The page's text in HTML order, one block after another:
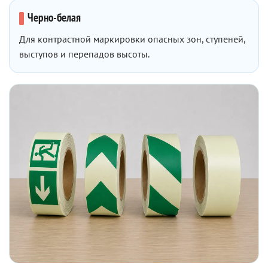
Черно-белая
Для контрастной маркировки опасных зон, ступеней,
выступов и перепадов высоты.